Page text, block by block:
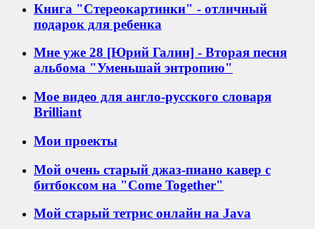
Книга "Стереокартинки" - отличный
подарок для ребенка
Мне уже 28 [Юрий Галин] - Вторая песня
альбома "Уменьшай энтропию"
Мое видео для англо-русского словаря
Brilliant
Мои проекты
Мой очень старый джаз-пиано кавер с
битбоксом на "Come Together"
Мой старый тетрис онлайн на Java